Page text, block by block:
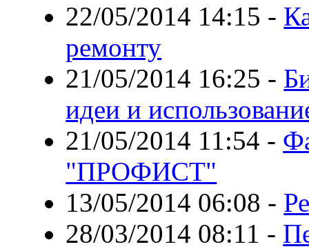
22/05/2014 14:15 -
ремонту
21/05/2014 16:25 -
идеи и
21/05/2014 11:54 -
"ПРОФИСТ"
13/05/2014 06:08 -
28/03/2014 08:11 -